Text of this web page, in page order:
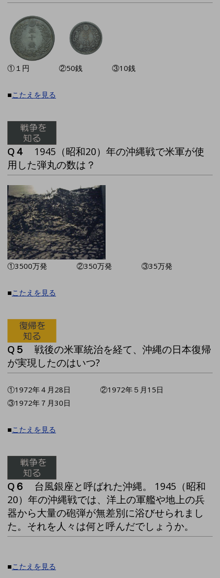
①１円 ②50銭 ③10銭
■こたえを見る
Q４ 1945（昭和20）年の沖縄戦で米軍が使
用した弾丸の数は？
①3500万発 ②350万発 ③35万発
■こたえを見る
Q５ 戦後の米軍統治を経て、沖縄の日本復帰
が実現したのはいつ?
①1972年４月28日 ②1972年５月15日
③1972年７月30日
■こたえを見る
Q６ 台風銀座と呼ばれた沖縄。 1945（昭和
20）年の沖縄戦では、洋上の軍艦や地上の兵
器から大量の砲弾が無差別に浴びせられまし
た。それを人々は何と呼んだでしょうか。
■こたえを見る